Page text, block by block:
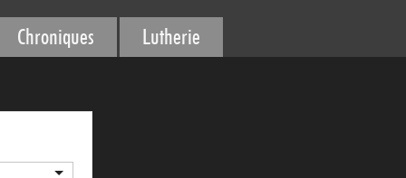
Chroniques Lutherie